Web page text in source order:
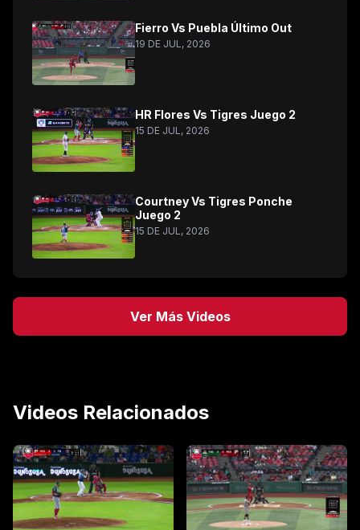
Fierro Vs Puebla Último Out
19 DE JUL, 2026
HR Flores Vs Tigres Juego 2
15 DE JUL, 2026
Courtney Vs Tigres Ponche
Juego 2
15 DE JUL, 2026
Ver Más Videos
Videos Relacionados